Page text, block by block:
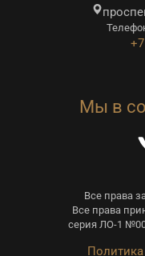
Мы в
Все права
Все права
серия ЛО-1